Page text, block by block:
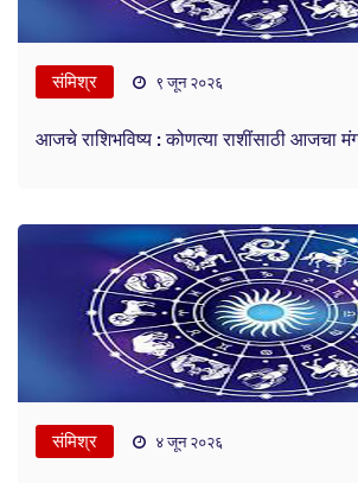
संमिश्र ९ जून २०२६
आजचे राशिभविष्य : कोणत्या राशींसाठी आजचा
संमिश्र ४ जून २०२६